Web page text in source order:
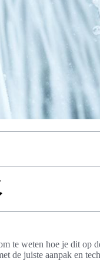
te weten hoe je dit op
de juiste aanpak en